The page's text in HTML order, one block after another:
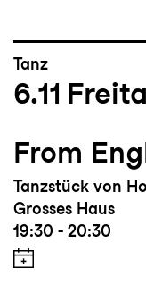
Tanz
6.11
From
Tanzstück von
Grosses Haus
19:30 - 20:30